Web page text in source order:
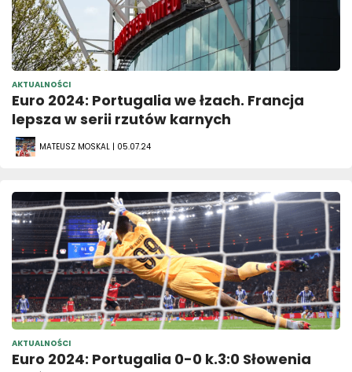
AKTUALNOŚCI
Euro 2024: Portugalia we łzach. Francja
lepsza w serii rzutów karnych
MATEUSZ MOSKAL | 05.07.24
AKTUALNOŚCI
Euro 2024: Portugalia 0-0 k.3:0 Słowenia